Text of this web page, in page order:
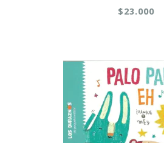
$23.000